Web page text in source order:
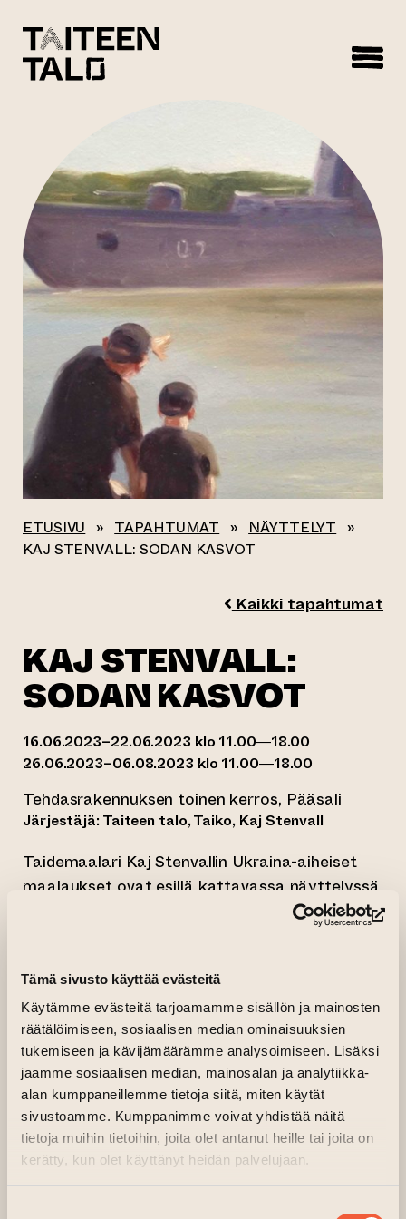
Tämä sivusto käyttää evästeitä
Käytämme evästeitä tarjoamamme sisällön ja mainosten
räätälöimiseen, sosiaalisen median ominaisuuksien
tukemiseen ja kävijämäärämme analysoimiseen. Lisäksi
jaamme sosiaalisen median, mainosalan ja analytiikka-
alan kumppaneillemme tietoja siitä, miten käytät
sivustoamme. Kumppanimme voivat yhdistää näitä
tietoja muihin tietoihin, joita olet antanut heille tai joita on
kerätty, kun olet käyttänyt heidän palvelujaan.
ETUSIVU » TAPAHTUMAT » NÄYTTELYT »
KAJ STENVALL: SODAN KASVOT
Kaikki tapahtumat
KAJ STENVALL:
SODAN KASVOT
16.06.2023–22.06.2023 klo 11.00—18.00
26.06.2023–06.08.2023 klo 11.00—18.00
Tehdasrakennuksen toinen kerros, Pääsali
Järjestäjä: Taiteen talo, Taiko, Kaj Stenvall
Taidemaalari Kaj Stenvallin Ukraina-aiheiset
maalaukset ovat esillä kattavassa näyttelyssä
Turussa kesällä. Laajaa kansainvälistäkin
huomiota herättäneet maalaukset tarjoavat
maailmaa ravisuttaneen kriisin taustoihin.
Taiteen talossa järjestettävä näyttely Sodan
kasvot koostuu 122 maalauksesta, jotka
kuvaavat pääasiassa Venäjän helmikuussa
2022 aloittamaa sotaa ja siihen liittyviä
keskeisiä henkilöitä, kuten Ukrainan ja Venäjän
presidenttejä Volodymyr Zelenskyiä ja Vladimir
Putinia.